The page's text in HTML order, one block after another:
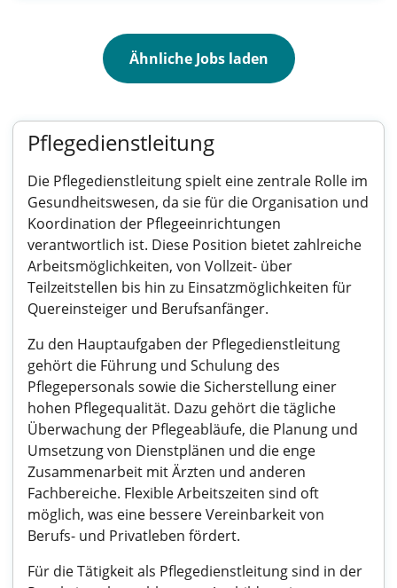
Ähnliche Jobs laden
Pflegedienstleitung
Die Pflegedienstleitung spielt eine zentrale Rolle im
Gesundheitswesen, da sie für die Organisation und
Koordination der Pflegeeinrichtungen
verantwortlich ist. Diese Position bietet zahlreiche
Arbeitsmöglichkeiten, von Vollzeit- über
Teilzeitstellen bis hin zu Einsatzmöglichkeiten für
Quereinsteiger und Berufsanfänger.
Zu den Hauptaufgaben der Pflegedienstleitung
gehört die Führung und Schulung des
Pflegepersonals sowie die Sicherstellung einer
hohen Pflegequalität. Dazu gehört die tägliche
Überwachung der Pflegeabläufe, die Planung und
Umsetzung von Dienstplänen und die enge
Zusammenarbeit mit Ärzten und anderen
Fachbereiche. Flexible Arbeitszeiten sind oft
möglich, was eine bessere Vereinbarkeit von
Berufs- und Privatleben fördert.
Für die Tätigkeit als Pflegedienstleitung sind in der